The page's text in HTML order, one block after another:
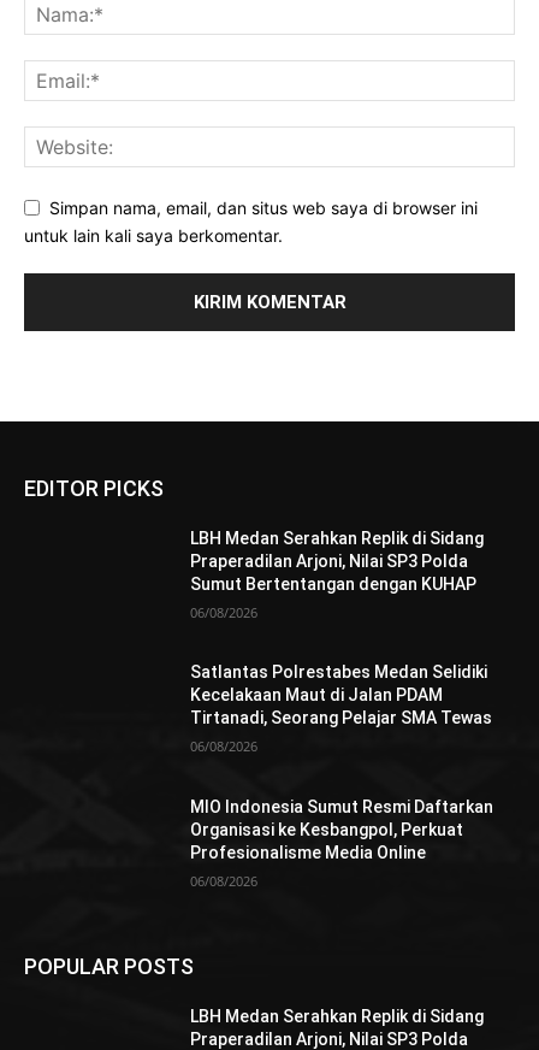
Simpan nama, email, dan situs web saya di browser ini
untuk lain kali saya berkomentar.
EDITOR PICKS
LBH Medan Serahkan Replik di Sidang
Praperadilan Arjoni, Nilai SP3 Polda
Sumut Bertentangan dengan KUHAP
06/08/2026
Satlantas Polrestabes Medan Selidiki
Kecelakaan Maut di Jalan PDAM
Tirtanadi, Seorang Pelajar SMA Tewas
06/08/2026
MIO Indonesia Sumut Resmi Daftarkan
Organisasi ke Kesbangpol, Perkuat
Profesionalisme Media Online
06/08/2026
POPULAR POSTS
LBH Medan Serahkan Replik di Sidang
Praperadilan Arjoni, Nilai SP3 Polda